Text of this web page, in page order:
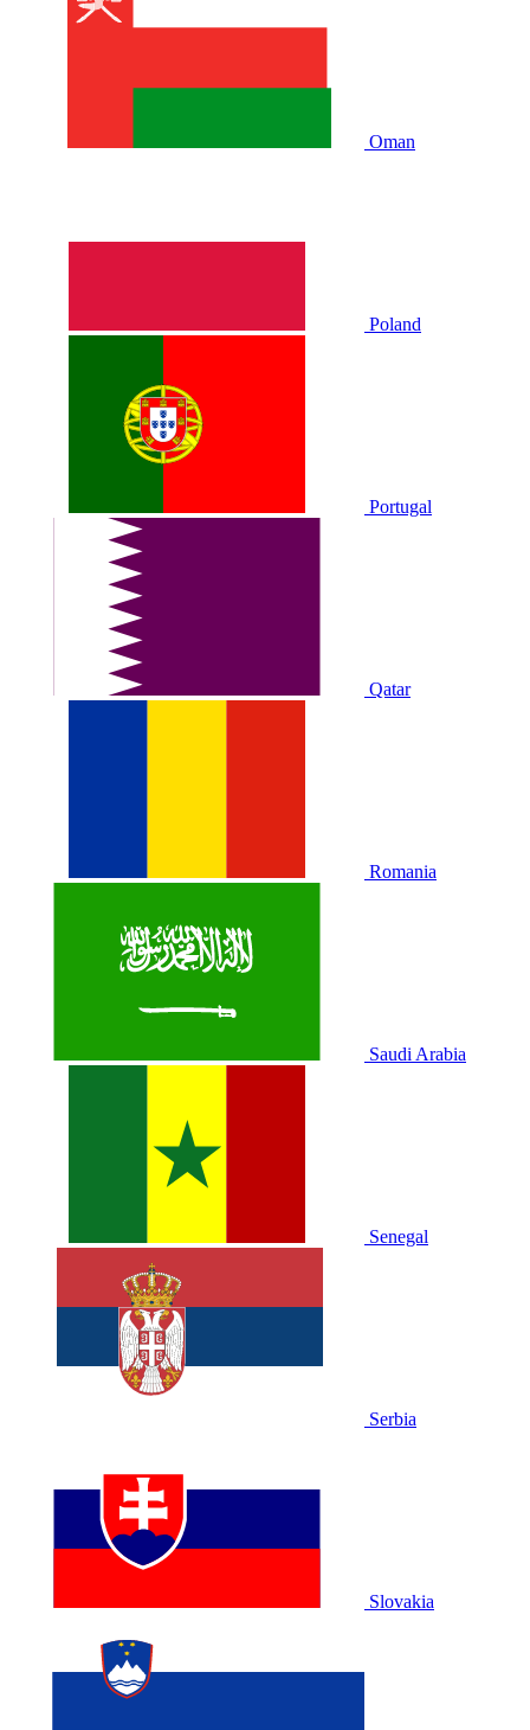
Oman
Poland
Portugal
Qatar
Romania
Saudi Arabia
Senegal
Serbia
Slovakia